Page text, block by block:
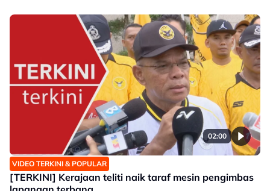
02:00
VIDEO TERKINI & POPULAR
[TERKINI] Kerajaan teliti naik taraf mesin pengimbas